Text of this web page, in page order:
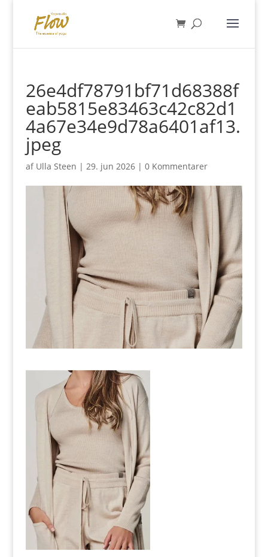
26e4df78791bf71d68388f
eab5815e83463c42c82d1
4a67e34e9d78a6401af13.
jpeg
af Ulla Steen | 29. jun 2026| 0 Kommentarer